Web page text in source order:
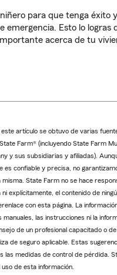
para que tenga éxito
emergencia. Esto lo logras
acerca de tu
este artículo se obtuvo de varias
Farm® (incluyendo State Farm
y sus subsidiarias y afiliadas).
es confiable y precisa, no
misma. State Farm no se hace
explícitamente, el contenido de
con esta página. La
manuales, las instrucciones ni la
de un profesional capacitado o
de seguro aplicable. Estas
las medidas de control de pérdida.
de esta información.